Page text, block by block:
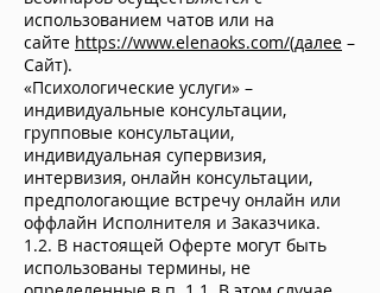
использованием чатов или на
сайте https://www.elenaoks.com/(далее –
Сайт).
«Психологические услуги» –
индивидуальные консультации,
групповые консультации,
индивидуальная супервизия,
интервизия, онлайн консультации,
предпологающие встречу онлайн или
оффлайн Исполнителя и Заказчика.
1.2. В настоящей Оферте могут быть
использованы термины, не